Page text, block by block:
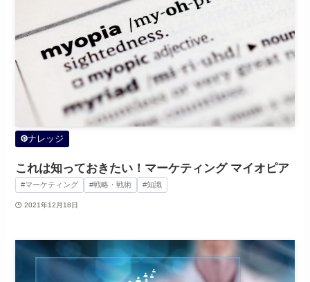
ナレッジ
これは知っておきたい！マーケティング マイオピア
#マーケティング #戦略・戦術 #知識
2021年12月18日